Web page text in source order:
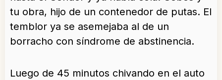
tu obra, hijo de un contenedor de putas. El
temblor ya se asemejaba al de un
borracho con síndrome de abstinencia.
Luego de 45 minutos chivando en el auto